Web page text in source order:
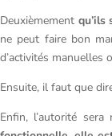
Deuxièmement qu’ils
ne peut faire bon
d’activités manuelles
Ensuite, il faut que
Enfin, l’autorité